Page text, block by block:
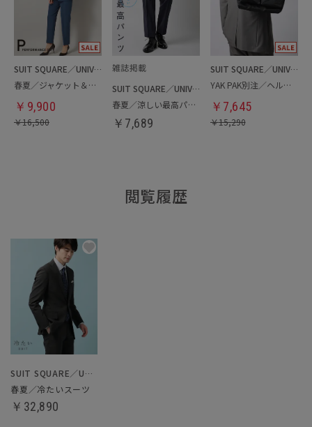
SUIT SQUARE／UNIVERSAL LANGUAGE／WHITE
春夏／ジャケット＆パンツセットアップ／洗濯ネット付き
￥ 9,900
￥16,500
SUIT SQUARE／UNIVERSAL LANGUAGE
春夏／涼しい最高パンツ
￥ 7,689
SUIT SQUARE／UNIVERSAL LANGUAGE
YAK PAK別注／ヘルメットバッグ
￥ 7,645
￥15,290
閲覧履歴
SUIT SQUARE／UNIVERSAL LANGUAGE
春夏／冷たいスーツ
￥32,890